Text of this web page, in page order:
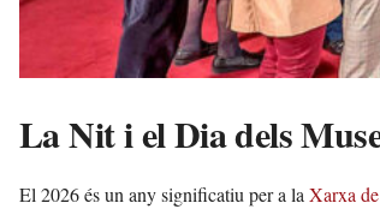
La Nit i el Dia dels
El 2026 és un any significatiu per a laXarxa